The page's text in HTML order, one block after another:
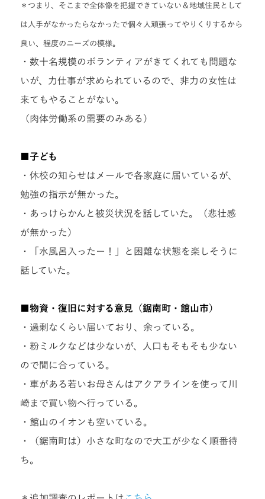
＊つまり、そこまで全体像を把握できていない＆地域住民として
は人手がなかったらなかったで個々人頑張ってやりくりするから
良い、程度のニーズの模様。
・数十名規模のボランティアがきてくれても問題な
いが、力仕事が求められているので、非力の女性は
来てもやることがない。
（肉体労働系の需要のみある）
■子ども
・休校の知らせはメールで各家庭に届いているが、
勉強の指示が無かった。
・あっけらかんと被災状況を話していた。（悲壮感
が無かった）
・「水風呂入ったー！」と困難な状態を楽しそうに
話していた。
■物資・復旧に対する意見（鋸南町・館山市）
・過剰なくらい届いており、余っている。
・粉ミルクなどは少ないが、人口もそもそも少ない
ので間に合っている。
・車がある若いお母さんはアクアラインを使って川
崎まで買い物へ行っている。
・館山のイオンも空いている。
・（鋸南町は）小さな町なので大工が少なく順番待
ち。